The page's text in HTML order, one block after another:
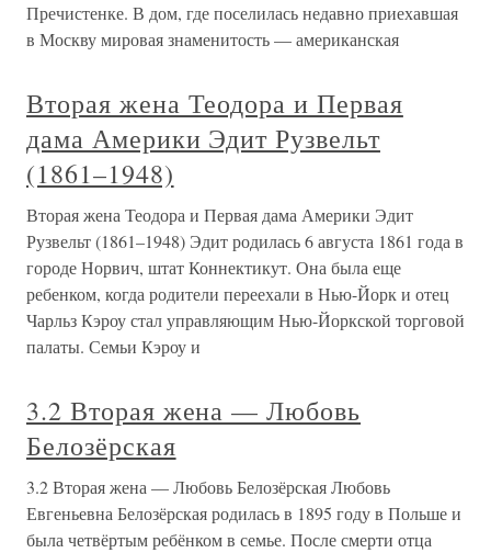
Пречистенке. В дом, где поселилась недавно приехавшая
в Москву мировая знаменитость — американская
Вторая жена Теодора и Первая
дама Америки Эдит Рузвельт
(1861–1948)
Вторая жена Теодора и Первая дама Америки Эдит
Рузвельт (1861–1948) Эдит родилась 6 августа 1861 года в
городе Норвич, штат Коннектикут. Она была еще
ребенком, когда родители переехали в Нью-Йорк и отец
Чарльз Кэроу стал управляющим Нью-Йоркской торговой
палаты. Семьи Кэроу и
3.2 Вторая жена — Любовь
Белозёрская
3.2 Вторая жена — Любовь Белозёрская Любовь
Евгеньевна Белозёрская родилась в 1895 году в Польше и
была четвёртым ребёнком в семье. После смерти отца